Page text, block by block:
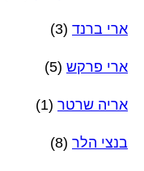
ארי ברנד (3)
ארי פרקש (5)
אריה שרטר (1)
בנצי הלר (8)